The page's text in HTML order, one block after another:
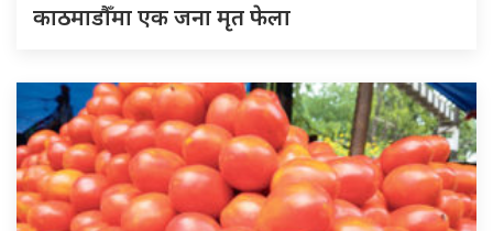
काठमाडौँमा एक जना मृत फेला